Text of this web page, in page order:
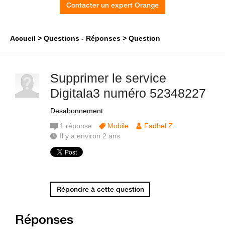
Contacter un expert Orange
Accueil Questions - Réponses Question
Supprimer le service
Digitala3 numéro 52348227
Desabonnement
1 réponse Mobile
Fadhel Z.
Il y a environ 2 ans
Répondre à cette question
Réponses